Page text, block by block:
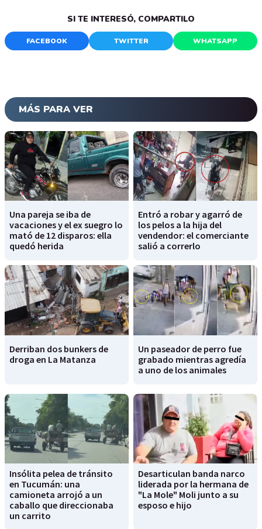
SI TE INTERESÓ, COMPARTILO
FACEBOOK TWITTER WHATSAPP
MÁS PARA VER
Una pareja se iba de
vacaciones y el ex suegro lo
mató de 12 disparos: ella
quedó herida
Entró a robar y agarró de
los pelos a la hija del
vendendor: el comerciante
salió a correrlo
Derriban dos bunkers de
droga en La Matanza
Un paseador de perro fue
grabado mientras agredía
a uno de los animales
Insólita pelea de tránsito
en Tucumán: una
camioneta arrojó a un
caballo que direccionaba
un carrito
Desarticulan banda narco
liderada por la hermana de
"La Mole" Moli junto a su
esposo e hijo